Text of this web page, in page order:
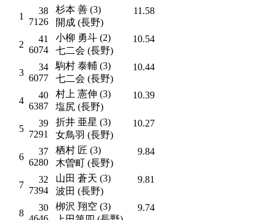
1
38
7126
杉本 善 (3)
開成 (長野)
11.58
2
41
6074
小柳 勇斗 (2)
七二会 (長野)
10.54
3
34
6077
駒村 泰輔 (3)
七二会 (長野)
10.44
4
40
6387
村上 憲伸 (3)
塩尻 (長野)
10.39
5
39
7291
折井 亜星 (3)
女鳥羽 (長野)
10.27
6
37
6280
栖村 匠 (3)
木曽町 (長野)
9.84
7
32
7394
山田 蒼天 (3)
波田 (長野)
9.81
8
30
栁沢 翔空 (3)
9.74